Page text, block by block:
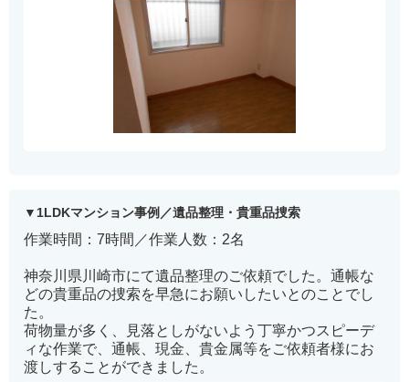
1LDKマンション事例／遺品整理・貴重品捜索
作業時間：7時間／作業人数：2名
神奈川県川崎市にて遺品整理のご依頼でした。通帳な
どの貴重品の捜索を早急にお願いしたいとのことでし
た。
荷物量が多く、見落としがないよう丁寧かつスピーデ
ィな作業で、通帳、現金、貴金属等をご依頼者様にお
渡しすることができました。